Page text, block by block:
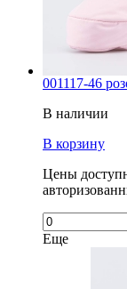
001117-46
В наличии
В корзину
Цены
Еще